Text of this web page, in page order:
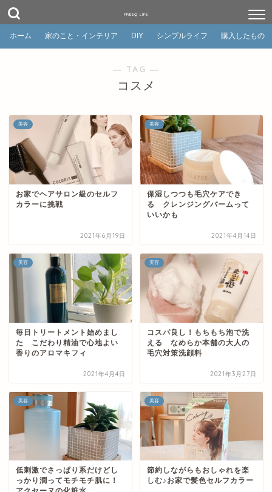
FREEQ LIFE
ホーム 家のこと・インテリア DIY シンプルライフ 購入したもの
― TAG ―
コスメ
美容
お家でヘアサロン級のセルフ
カラーに挑戦
2021年6月19日
美容
保湿しつつも毛穴ケアでき
る クレンジングバームって
いいかも
2021年4月14日
美容
毎日トリートメント始めまし
た こだわり精油で心地よい
香りのアロマキフィ
2021年4月4日
美容
コスパ良し！もちもち泡で洗
える なめらか本舗の大人の
毛穴対策洗顔料
2021年3月27日
美容
低刺激でさっぱり系だけどし
っかり潤ってモチモチ肌に！
美容
節約しながらもおしゃれを楽
しむ♪お家で髪色セルフカラー